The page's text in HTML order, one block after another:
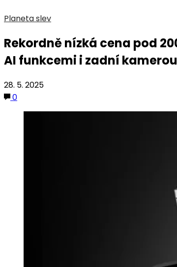
Planeta slev
Rekordně nízká cena pod
AI funkcemi i zadní kamerou
28. 5. 2025
0